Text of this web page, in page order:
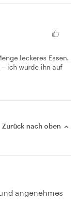
leckeres Essen.
ich würde ihn auf
Zurück nach oben
angenehmes